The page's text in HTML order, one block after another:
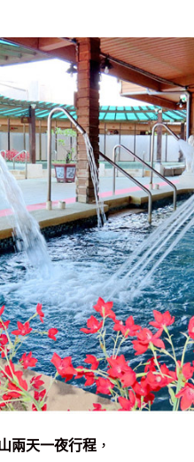
兩天一夜行程 ，